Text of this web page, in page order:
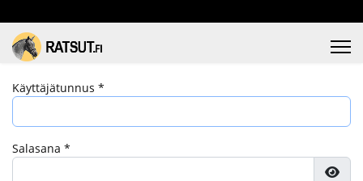
Käyttäjätunnus *
Salasana *